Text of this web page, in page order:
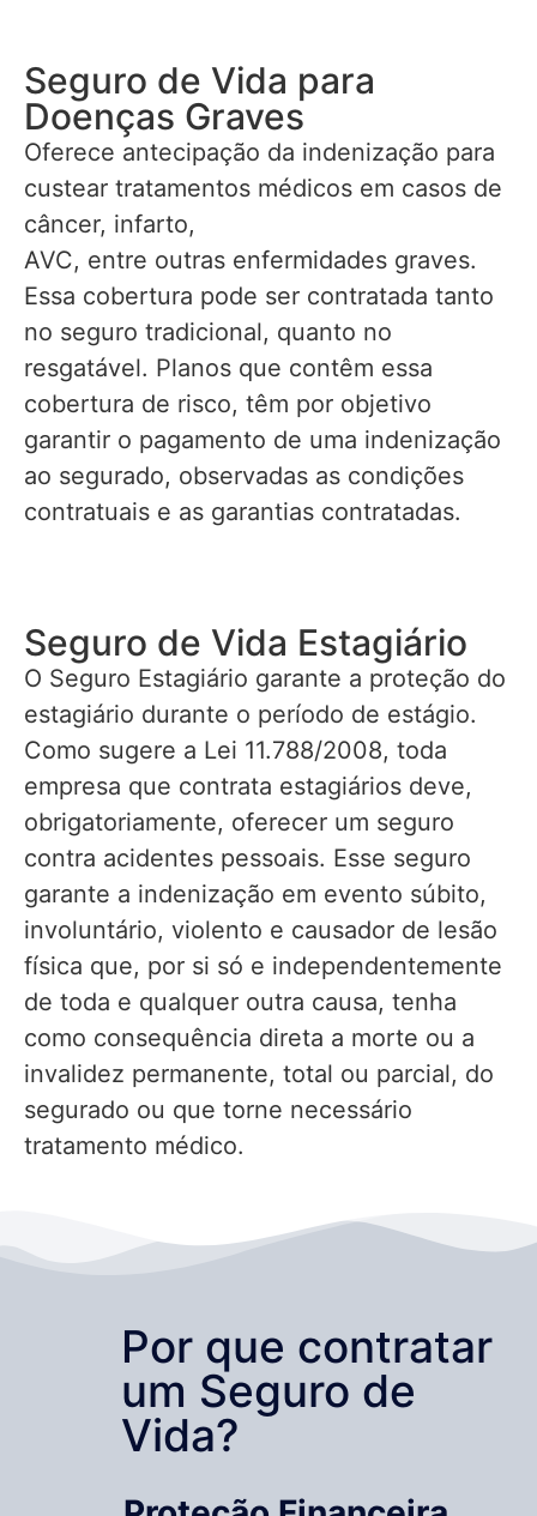
Seguro de Vida para
Doenças Graves
Oferece antecipação da indenização para
custear tratamentos médicos em casos de
câncer, infarto,
AVC, entre outras enfermidades graves.
Essa cobertura pode ser contratada tanto
no seguro tradicional, quanto no
resgatável. Planos que contêm essa
cobertura de risco, têm por objetivo
garantir o pagamento de uma indenização
ao segurado, observadas as condições
contratuais e as garantias contratadas.
Seguro de Vida Estagiário
O Seguro Estagiário garante a proteção do
estagiário durante o período de estágio.
Como sugere a Lei 11.788/2008, toda
empresa que contrata estagiários deve,
obrigatoriamente, oferecer um seguro
contra acidentes pessoais. Esse seguro
garante a indenização em evento súbito,
involuntário, violento e causador de lesão
física que, por si só e independentemente
de toda e qualquer outra causa, tenha
como consequência direta a morte ou a
invalidez permanente, total ou parcial, do
segurado ou que torne necessário
tratamento médico.
Por que contratar
um Seguro de
Vida?